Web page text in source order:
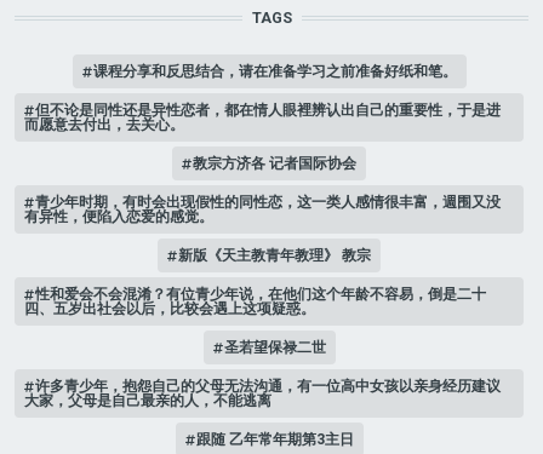
TAGS
课程分享和反思结合，请在准备学习之前准备好纸和笔。
但不论是同性还是异性恋者，都在情人眼裡辨认出自己的重要性，于是进
而愿意去付出，去关心。
教宗方济各 记者国际协会
青少年时期，有时会出现假性的同性恋，这一类人感情很丰富，週围又没
有异性，便陷入恋爱的感觉。
新版《天主教青年教理》 教宗
性和爱会不会混淆？有位青少年说，在他们这个年龄不容易，倒是二十
四、五岁出社会以后，比较会遇上这项疑惑。
圣若望保禄二世
许多青少年，抱怨自己的父母无法沟通，有一位高中女孩以亲身经历建议
大家，父母是自己最亲的人，不能逃离
跟随 乙年常年期第3主日